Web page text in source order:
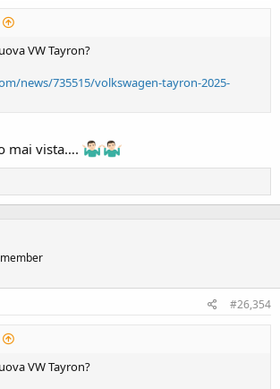
VW Tayron?
news/735515/volkswagen-tayron-2025-
mai vista….
#26,354
VW Tayron?